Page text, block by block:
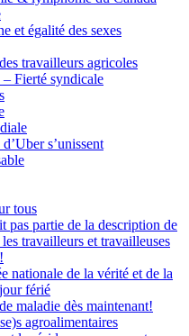
et égalité des sexes
travailleurs agricoles
Fierté syndicale
s’unissent
tous
pas partie de la description de
travailleurs et travailleuses
nationale de la vérité et de la
férié
maladie dès maintenant!
agroalimentaires